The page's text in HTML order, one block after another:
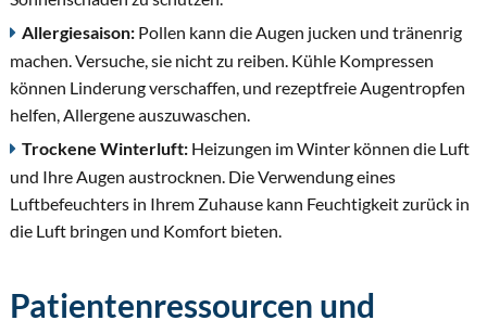
Allergiesaison:Pollen kann die Augen jucken und tränenrig
machen. Versuche, sie nicht zu reiben. Kühle Kompressen
können Linderung verschaffen, und rezeptfreie Augentropfen
helfen, Allergene auszuwaschen.
Trockene Winterluft:Heizungen im Winter können die Luft
und Ihre Augen austrocknen. Die Verwendung eines
Luftbefeuchters in Ihrem Zuhause kann Feuchtigkeit zurück in
die Luft bringen und Komfort bieten.
Patientenressourcen und